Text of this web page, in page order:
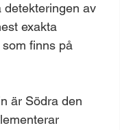
detekteringen av
exakta
finns på
är Södra den